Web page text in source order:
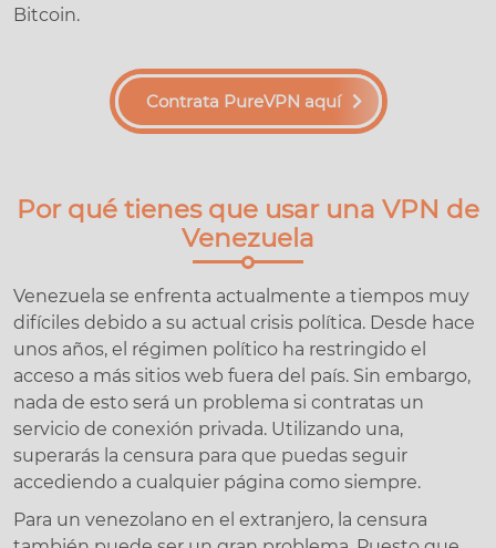
Bitcoin.
Contrata PureVPN aquí
Por qué tienes que usar una VPN de
Venezuela
Venezuela se enfrenta actualmente a tiempos muy
difíciles debido a su actual crisis política. Desde hace
unos años, el régimen político ha restringido el
acceso a más sitios web fuera del país. Sin embargo,
nada de esto será un problema si contratas un
servicio de conexión privada. Utilizando una,
superarás la censura para que puedas seguir
accediendo a cualquier página como siempre.
Para un venezolano en el extranjero, la censura